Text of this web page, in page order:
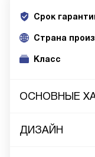
Срок
Cтрана
Класс
ОСНОВНЫЕ
ДИЗАЙН